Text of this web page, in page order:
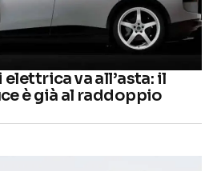
elettrica va all’asta: il
è già al raddoppio